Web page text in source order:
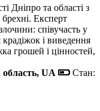
Дніпро та області з
Експерт
співучасть у
крадіжок і виведення
грошей і цінностей,
область, UA
Стан: